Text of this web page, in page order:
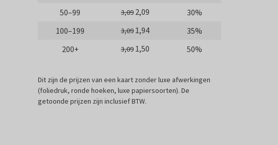
50–99
3,09 2,09
30%
100–199
3,09 1,94
35%
200+
3,09 1,50 50%
Dit zijn de prijzen van een kaart zonder luxe afwerkingen
(foliedruk, ronde hoeken, luxe papiersoorten). De
getoonde prijzen zijn inclusief BTW.